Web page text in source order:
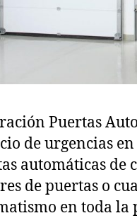
Puertas
de urgencias
automáticas de
de puertas o
en toda la